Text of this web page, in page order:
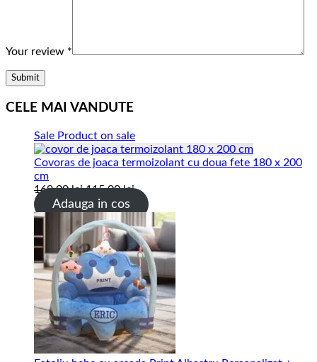
Your review *
CELE MAI VANDUTE
Sale Product on sale
Covoras de joaca termoizolant cu doua fete 180 x 200
cm
169.00lei 115.00lei
Adauga in cos